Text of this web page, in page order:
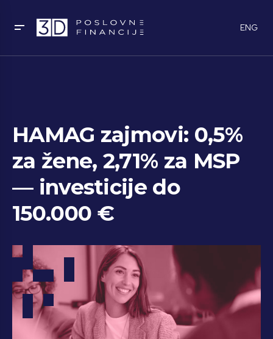
ENG
HAMAG zajmovi: 0,5%
za žene, 2,71% za MSP
— investicije do
150.000 €